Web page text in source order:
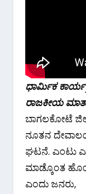
ಧಾರ್ಮಿಕ
ರಾಜಕೀಯ
ಬಾಗಲಕೋಟೆ
ನೂತನ
ಘಟನೆ. ಎಂಟು
ಮಾಡ್ಕೊಂತ
ಎಂದು ಜನರು,